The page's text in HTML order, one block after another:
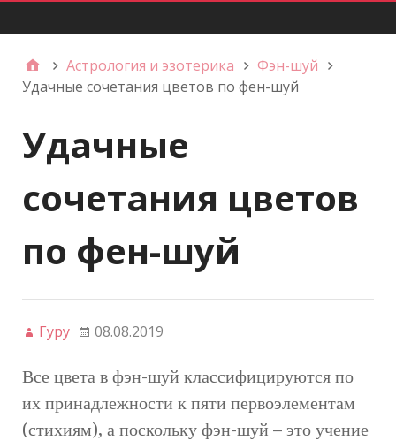
Астрология и эзотерика
Фэн-шуй
Удачные сочетания цветов по фен-шуй
Удачные
сочетания цветов
по фен-шуй
Гуру 08.08.2019
Все цвета в фэн-шуй классифицируются по
их принадлежности к пяти первоэлементам
(стихиям), а поскольку фэн-шуй – это учение